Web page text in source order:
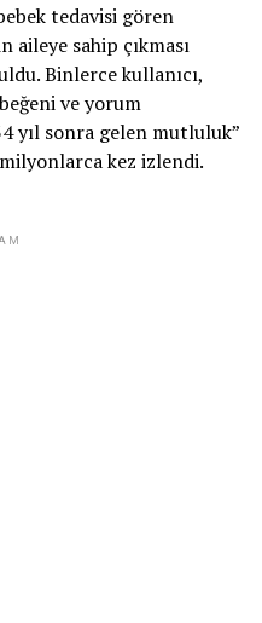
tedavisi gören
sahip çıkması
Binlerce kullanıcı,
ve yorum
yıl sonra gelen mutluluk”
kez izlendi.